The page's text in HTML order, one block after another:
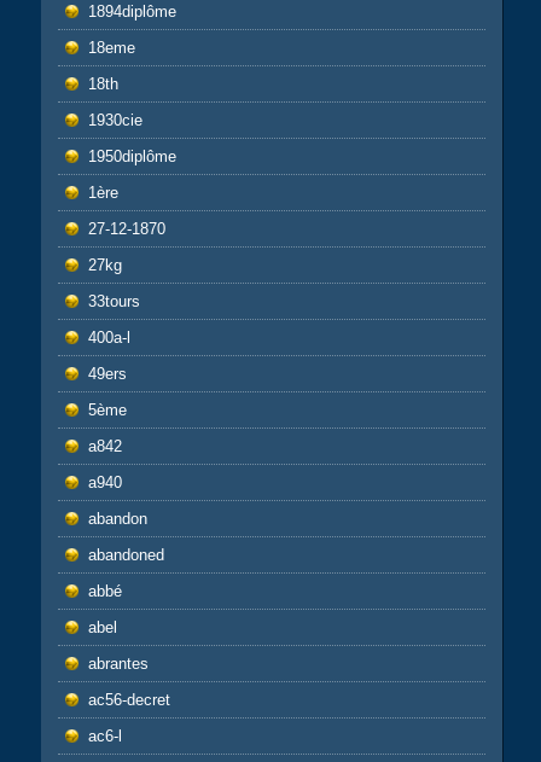
1894diplôme
18eme
18th
1930cie
1950diplôme
1ère
27-12-1870
27kg
33tours
400a-l
49ers
5ème
a842
a940
abandon
abandoned
abbé
abel
abrantes
ac56-decret
ac6-l